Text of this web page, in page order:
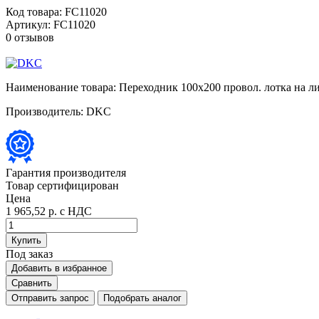
Код товара: FC11020
Артикул: FC11020
0 отзывов
Наименование товара: Переходник 100х200 провол. лотка на
Производитель: DKC
Гарантия производителя
Товар сертифицирован
Цена
1 965,52 р. с НДС
Купить
Под заказ
Добавить в избранное
Сравнить
Отправить запрос
Подобрать аналог